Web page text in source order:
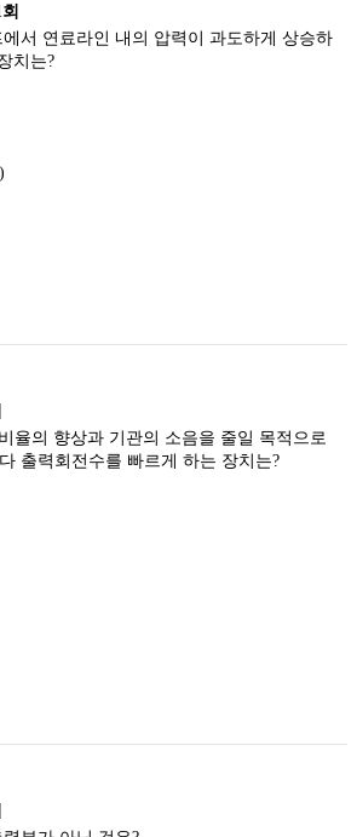
회
서 연료라인 내의 압력이 과도하게 상승하
율의 향상과 기관의 소음을 줄일 목적으로